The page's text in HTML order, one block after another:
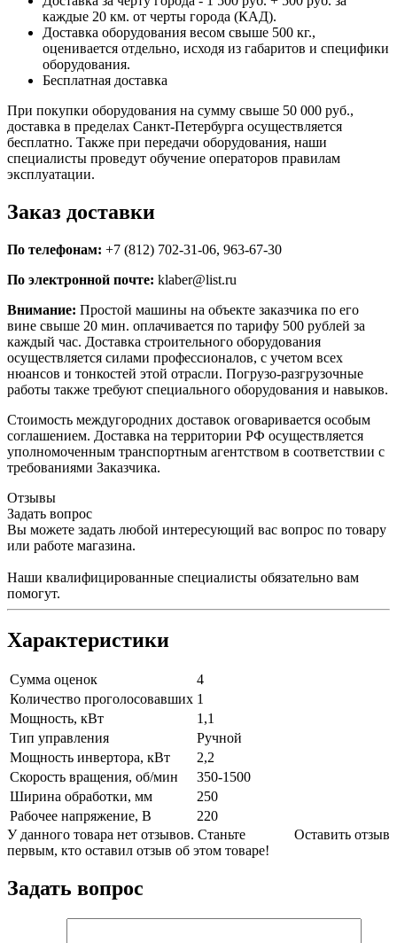
каждые 20 км. от черты города (КАД).
Доставка оборудования весом свыше 500 кг.,
оценивается отдельно, исходя из габаритов и специфики
оборудования.
Бесплатная доставка
При покупки оборудования на сумму свыше 50 000 руб.,
доставка в пределах Санкт-Петербурга осуществляется
бесплатно. Также при передачи оборудования, наши
специалисты проведут обучение операторов правилам
эксплуатации.
Заказ доставки
По телефонам: +7 (812) 702-31-06, 963-67-30
По электронной почте: klaber@list.ru
Внимание: Простой машины на объекте заказчика по его
вине свыше 20 мин. оплачивается по тарифу 500 рублей за
каждый час. Доставка строительного оборудования
осуществляется силами профессионалов, с учетом всех
нюансов и тонкостей этой отрасли. Погрузо-разгрузочные
работы также требуют специального оборудования и навыков.
Стоимость междугородних доставок оговаривается особым
соглашением. Доставка на территории РФ осуществляется
уполномоченным транспортным агентством в соответствии с
требованиями Заказчика.
Отзывы
Задать вопрос
Вы можете задать любой интересующий вас вопрос по товару
или работе магазина.
Наши квалифицированные специалисты обязательно вам
помогут.
Характеристики
Сумма оценок
4
Количество проголосовавших 1
Мощность, кВт
1,1
Тип управления
Ручной
Мощность инвертора, кВт
2,2
Скорость вращения, об/мин
350-1500
Ширина обработки, мм
250
Рабочее напряжение, В
220
Оставить отзыв
У данного товара нет отзывов. Станьте
первым, кто оставил отзыв об этом товаре!
Задать вопрос